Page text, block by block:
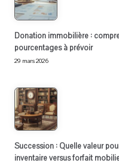
Donation immobilière :
pourcentages à prévoir
29 mars 2026
Succession : Quelle valeur
inventaire versus forfait